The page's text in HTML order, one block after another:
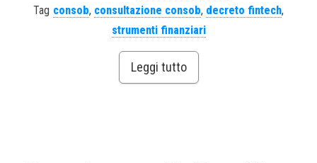
Tag consob, consultazione consob, decreto fintech,
strumenti finanziari
Leggi tutto